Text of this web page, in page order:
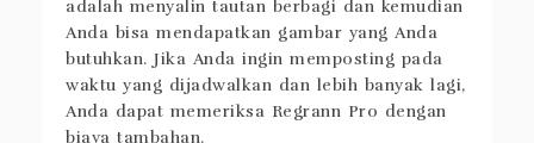
Satu-satunya hal yang perlu Anda lakukan
adalah menyalin tautan berbagi dan kemudian
Anda bisa mendapatkan gambar yang Anda
butuhkan. Jika Anda ingin memposting pada